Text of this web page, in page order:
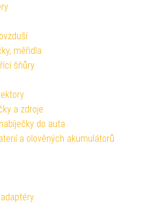
měřidla
šňůry
a zdroje
do auta
a olověných akumulátorů